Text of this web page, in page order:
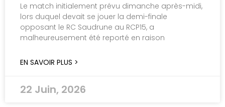
Le match initialement prévu dimanche après-midi,
lors duquel devait se jouer la demi-finale
opposant le RC Saudrune au RCP15, a
malheureusement été reporté en raison
EN SAVOIR PLUS >
22 Juin, 2026